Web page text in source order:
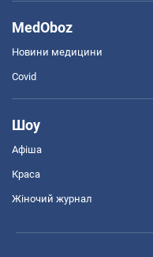
MedOboz
Новини медицини
Covid
Шоу
Афіша
Краса
Жіночий журнал